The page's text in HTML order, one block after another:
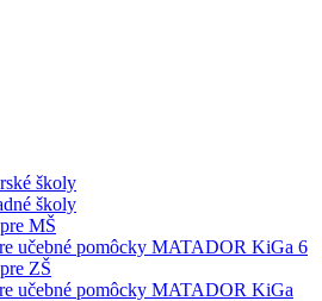
školy
školy
MŠ
učebné pomôcky MATADOR KiGa 6
ZŠ
učebné pomôcky MATADOR KiGa